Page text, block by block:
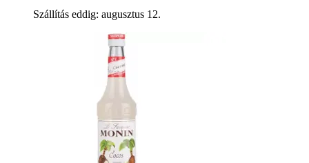
Szállítás eddig: augusztus 12.